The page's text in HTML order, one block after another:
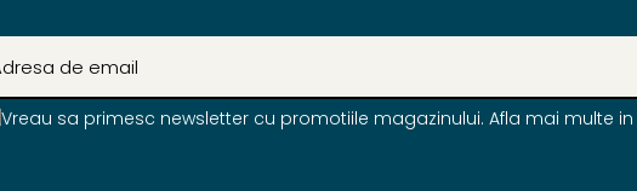
Vreau sa primesc newsletter cu promotiile magazinului. Afla mai multe in